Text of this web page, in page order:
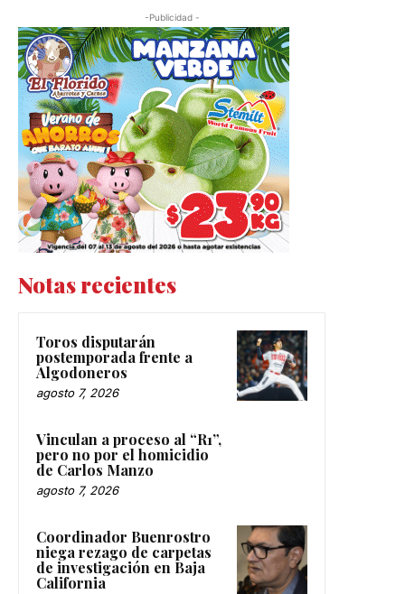
-Publicidad -
Notas recientes
Toros disputarán
postemporada frente a
Algodoneros
agosto 7, 2026
Vinculan a proceso al “R1”,
pero no por el homicidio
de Carlos Manzo
agosto 7, 2026
Coordinador Buenrostro
niega rezago de carpetas
de investigación en Baja
California